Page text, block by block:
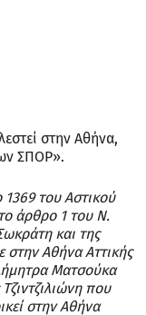
στην Αθήνα,
ΣΠΟΡ».
του Αστικού
άρθρο 1 του Ν.
και της
στην Αθήνα Αττικής
Ματσούκα
που
στην Αθήνα